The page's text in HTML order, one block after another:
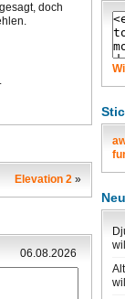
doch
Elevation 2 »
06.08.2026